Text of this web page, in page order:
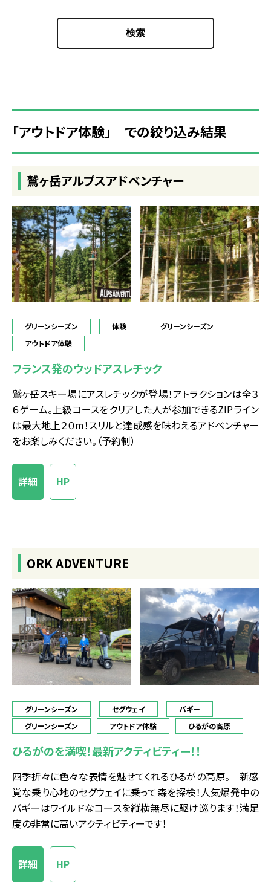
検索
「アウトドア体験」 での絞り込み結果
鷲ヶ岳アルプスアドベンチャー
グリーンシーズン 体験
グリーンシーズン
アウトドア体験
フランス発のウッドアスレチック
鷲ヶ岳スキー場にアスレチックが登場！アトラクションは全３
６ゲーム。上級コースをクリアした人が参加できるZIPライン
は最大地上２０m！スリルと達成感を味わえるアドベンチャー
をお楽しみください。（予約制）
詳細 HP
ORK ADVENTURE
グリーンシーズン セグウェイ
バギー
グリーンシーズン
アウトドア体験 ひるがの高原
ひるがのを満喫！最新アクティビティー！！
四季折々に色々な表情を魅せてくれるひるがの高原。 新感
覚な乗り心地のセグウェイに乗って森を探検！人気爆発中の
バギーはワイルドなコースを縦横無尽に駆け巡ります！満足
度の非常に高いアクティビティーです！
詳細 HP